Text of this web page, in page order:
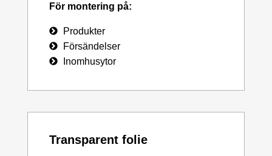
För montering på:
Produkter
Försändelser
Inomhusytor
Transparent folie